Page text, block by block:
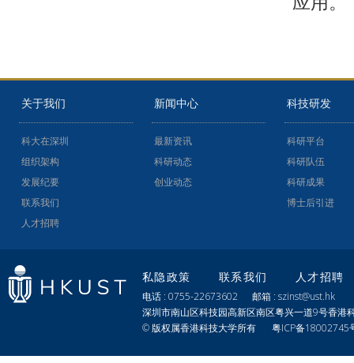
关于我们
科大在深圳
组织架构
发展纪要
联系我们
人才招聘
新闻中心
最新资讯
科研动态
创业动态
科技研发
科研平台
科研队伍
科研成果
博士后引进
私隐政策 联系我们 人才招聘
电话 : 0755-22673602 邮箱 : szinst@ust.hk
深圳市南山区科技园高新区南区粤兴一道9号香港
© 版权属香港科技大学所有
粤ICP备18002745